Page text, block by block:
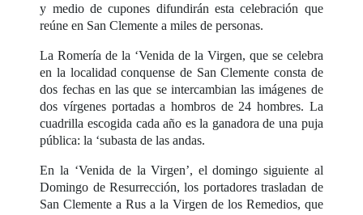
y medio de cupones difundirán esta celebración que
reúne en San Clemente a miles de personas.
La Romería de la ‘Venida de la Virgen, que se celebra
en la localidad conquense de San Clemente consta de
dos fechas en las que se intercambian las imágenes de
dos vírgenes portadas a hombros de 24 hombres. La
cuadrilla escogida cada año es la ganadora de una puja
pública: la ‘subasta de las andas.
En la ‘Venida de la Virgen’, el domingo siguiente al
Domingo de Resurrección, los portadores trasladan de
San Clemente a Rus a la Virgen de los Remedios, que